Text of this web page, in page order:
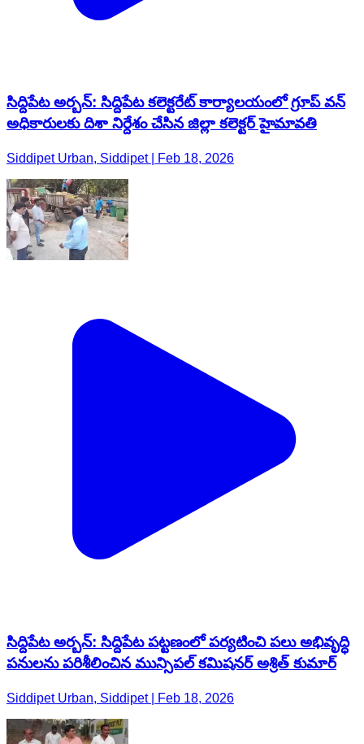
సిద్దిపేట అర్బన్: సిద్దిపేట కలెక్టరేట్ కార్యాలయంలో గ్రూప్ వన్
అధికారులకు దిశా నిర్దేశం చేసిన జిల్లా కలెక్టర్ హైమావతి
Siddipet Urban, Siddipet | Feb 18, 2026
సిద్దిపేట అర్బన్: సిద్దిపేట పట్టణంలో పర్యటించి పలు అభివృద్ధి
పనులను పరిశీలించిన మున్సిపల్ కమిషనర్ అశ్రిత్ కుమార్
Siddipet Urban, Siddipet | Feb 18, 2026